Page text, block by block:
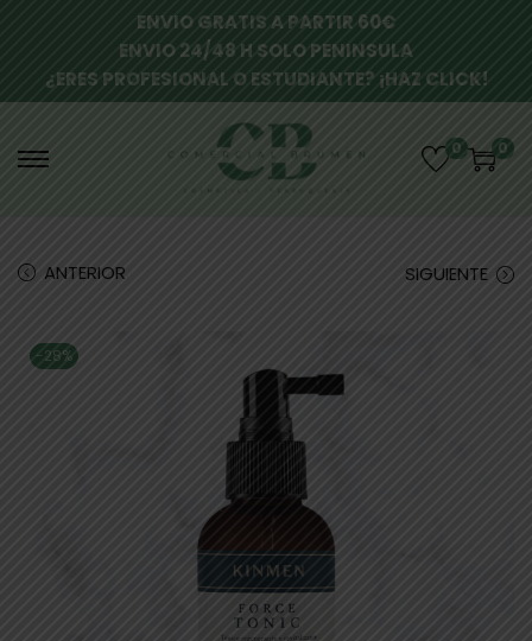
ENVIO GRATIS A PARTIR 60€
ENVIO 24/48 H SOLO PENINSULA
¿ERES PROFESIONAL O ESTUDIANTE? ¡HAZ CLICK!
0 0
ANTERIOR SIGUIENTE
-28%